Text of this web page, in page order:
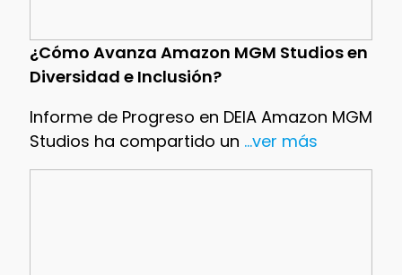
¿Cómo Avanza Amazon MGM Studios en
Diversidad e Inclusión?
Informe de Progreso en DEIA Amazon MGM
Studios ha compartido un ...ver más